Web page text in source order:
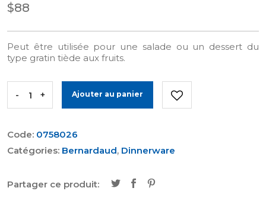
$88
Peut être utilisée pour une salade ou un dessert du
type gratin tiède aux fruits.
- + Ajouter au panier
Code: 0758026
Catégories: Bernardaud, Dinnerware
Partager ce produit: